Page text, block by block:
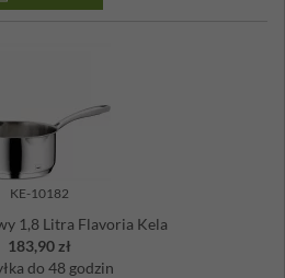
KE-10182
1,8 Litra Flavoria Kela
183,90 zł
do 48 godzin